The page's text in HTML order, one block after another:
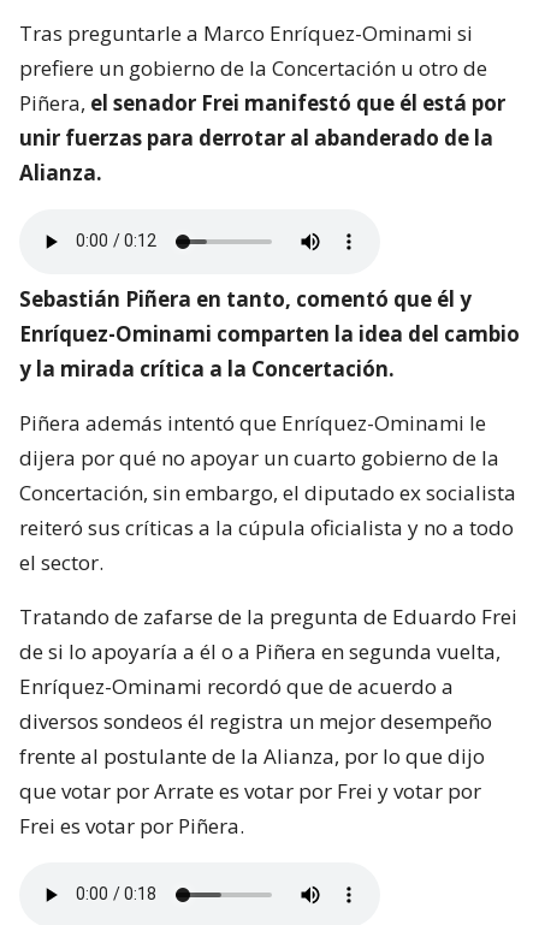
Tras preguntarle a Marco Enríquez-Ominami si
prefiere un gobierno de la Concertación u otro de
Piñera, el senador Frei manifestó que él está por
unir fuerzas para derrotar al abanderado de la
Alianza.
Sebastián Piñera en tanto, comentó que él y
Enríquez-Ominami comparten la idea del cambio
y la mirada crítica a la Concertación.
Piñera además intentó que Enríquez-Ominami le
dijera por qué no apoyar un cuarto gobierno de la
Concertación, sin embargo, el diputado ex socialista
reiteró sus críticas a la cúpula oficialista y no a todo
el sector.
Tratando de zafarse de la pregunta de Eduardo Frei
de si lo apoyaría a él o a Piñera en segunda vuelta,
Enríquez-Ominami recordó que de acuerdo a
diversos sondeos él registra un mejor desempeño
frente al postulante de la Alianza, por lo que dijo
que votar por Arrate es votar por Frei y votar por
Frei es votar por Piñera.